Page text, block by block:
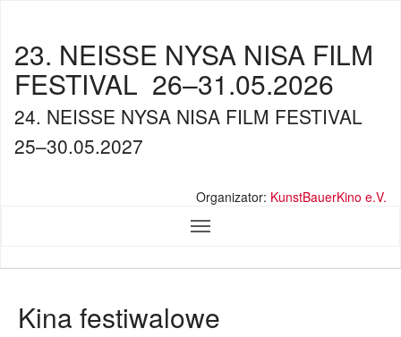
23. NEISSE NYSA NISA FILM
FESTIVAL 26–31.05.2026
24. NEISSE NYSA NISA FILM FESTIVAL
25–30.05.2027
Organizator: KunstBauerKino e.V.
Kina festiwalowe